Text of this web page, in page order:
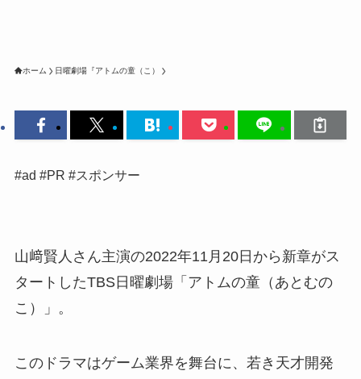
ホーム 日曜劇場『アトムの童（こ）
#ad #PR #スポンサー
山﨑賢人さん主演の2022年11月20日から新章がス
タートしたTBS日曜劇場「アトムの童（あとむの
こ）」。
このドラマはゲーム業界を舞台に、若き天才開発